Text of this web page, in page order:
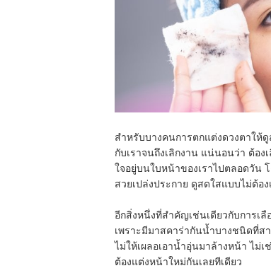
สำหรับบางคนการตกแต่งดวงตาให้
กับเราจนถึงเลิกงาน แน่นอนว่า ต้อ
ใจอยู่บนใบหน้าของเราไปตลอดวัน
สวยเปล่งประกาย ดูสดใสแบบไม่ต้อ
อีกสิ่งหนึ่งที่สำคัญเช่นเดียวกับการเ
เพราะมีมาสคาร่ากันน้ำบางชนิดที่ส
ไม่ให้เผลอเอาน้ำอุ่นมาล้างหน้า ไม่
ต้องแต่งหน้าใหม่กันเลยทีเดียว